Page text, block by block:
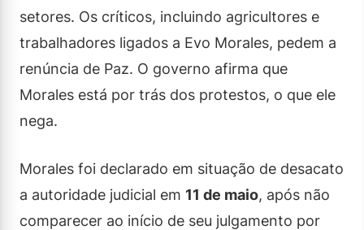
setores. Os críticos, incluindo agricultores e
trabalhadores ligados a Evo Morales, pedem a
renúncia de Paz. O governo afirma que
Morales está por trás dos protestos, o que ele
nega.
Morales foi declarado em situação de desacato
a autoridade judicial em 11 de maio, após não
comparecer ao início de seu julgamento por